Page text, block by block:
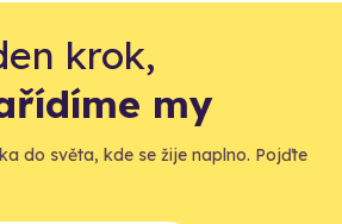
krok,
my
do světa, kde se žije naplno. Pojďte